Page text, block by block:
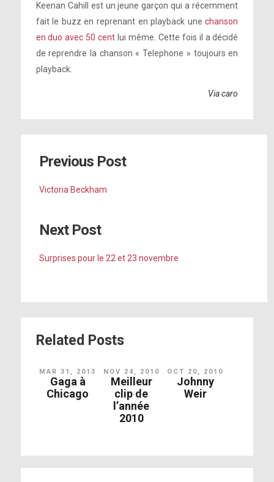
Keenan Cahill est un jeune garçon qui a récemment
fait le buzz en reprenant en playback une chanson
en duo avec 50 cent lui même. Cette fois il a décidé
de reprendre la chanson « Telephone » toujours en
playback.
Via caro
Previous Post
Victoria Beckham
Next Post
Surprises pour le 22 et 23 novembre
Related Posts
MAR 31, 2013
Gaga à
Chicago
NOV 24, 2010
Meilleur
clip de
l’année
2010
OCT 20, 2010
Johnny
Weir